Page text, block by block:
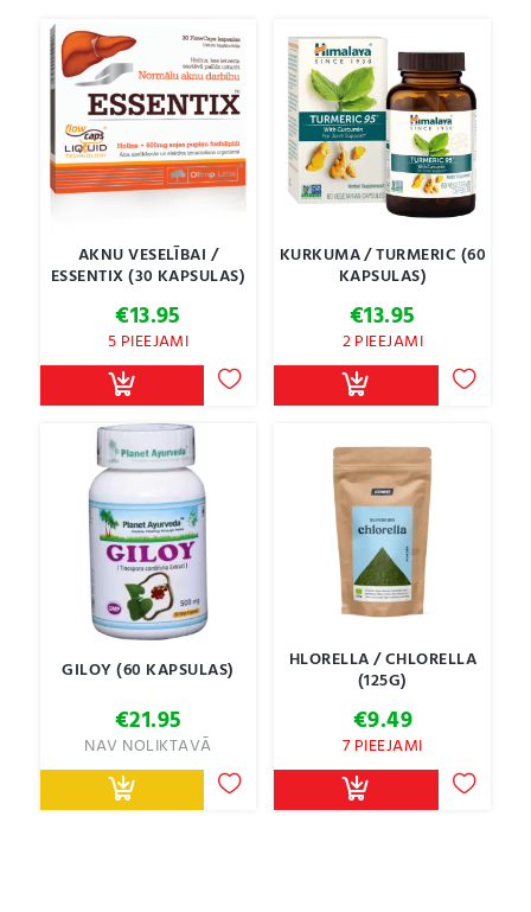
AKNU VESELĪBAI /
ESSENTIX (30 KAPSULAS)
€13.95
5 PIEEJAMI
KURKUMA / TURMERIC (60
KAPSULAS)
€13.95
2 PIEEJAMI
GILOY (60 KAPSULAS)
€21.95
NAV NOLIKTAVĀ
HLORELLA / CHLORELLA
(125G)
€9.49
7 PIEEJAMI